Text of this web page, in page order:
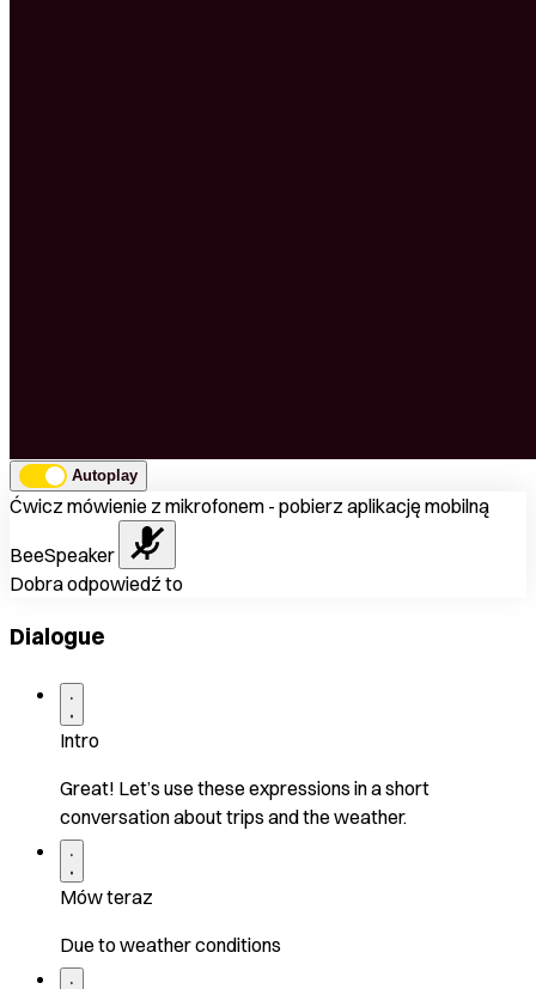
Autoplay
Ćwicz mówienie z mikrofonem - pobierz aplikację mobilną
BeeSpeaker
Dobra odpowiedź to
Dialogue
Intro
Great! Let’s use these expressions in a short
conversation about trips and the weather.
Mów teraz
Due to weather conditions